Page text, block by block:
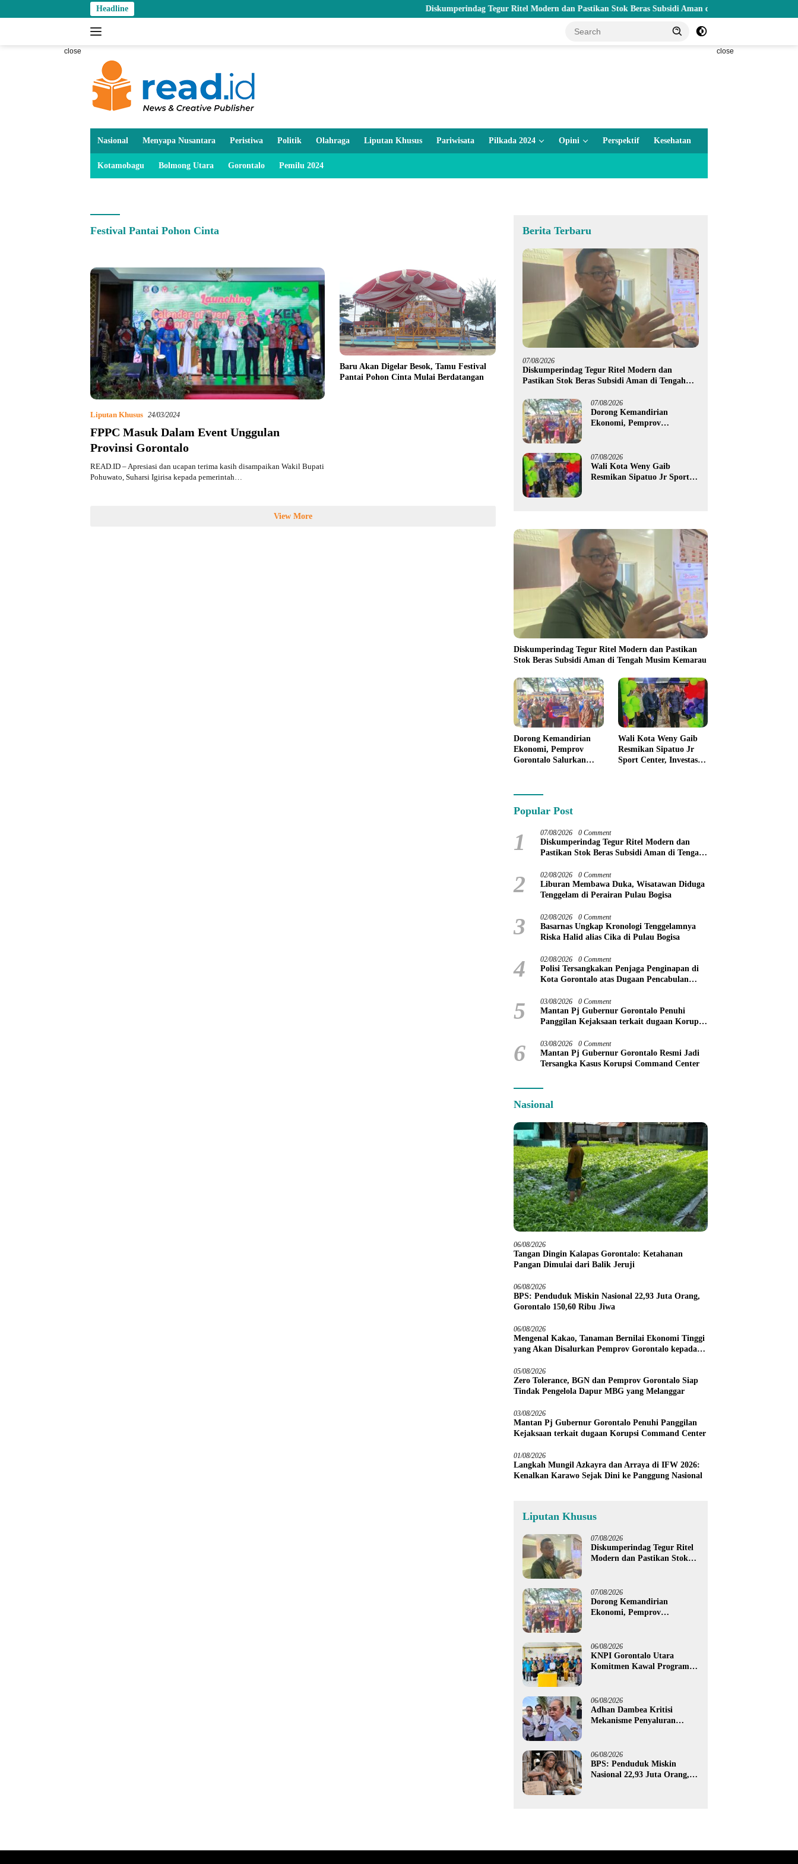
to
Headline Diskumperindag Tegur Ritel Modern dan Pastikan Stok Beras Subsidi Aman di Tengah Musim Kemarau
close close
Nasional Menyapa Nusantara Peristiwa Politik Olahraga Liputan Khusus Pariwisata Pilkada 2024 Opini Perspektif Kesehatan
Kotamobagu Bolmong Utara Gorontalo Pemilu 2024
Festival Pantai Pohon Cinta
Liputan Khusus 24/03/2024
FPPC Masuk Dalam Event Unggulan
Provinsi Gorontalo
READ.ID – Apresiasi dan ucapan terima kasih disampaikan Wakil Bupati
Pohuwato, Suharsi Igirisa kepada pemerintah…
Baru Akan Digelar Besok, Tamu Festival
Pantai Pohon Cinta Mulai Berdatangan
View More
Berita Terbaru
07/08/2026
Diskumperindag Tegur Ritel Modern dan
Pastikan Stok Beras Subsidi Aman di Tengah
07/08/2026
Dorong Kemandirian
Ekonomi, Pemprov
untuk 395 Pelaku Usaha
07/08/2026
Wali Kota Weny Gaib
Resmikan Sipatuo Jr Sport
Diskumperindag Tegur Ritel Modern dan Pastikan
Stok Beras Subsidi Aman di Tengah Musim Kemarau
Dorong Kemandirian
Ekonomi, Pemprov
Gorontalo Salurkan
Pelaku Usaha
Wali Kota Weny Gaib
Resmikan Sipatuo Jr
Sport Center, Investasi
Popular Post
1 07/08/2026 0 Comment
Diskumperindag Tegur Ritel Modern dan
Pastikan Stok Beras Subsidi Aman di Tengah
2 02/08/2026 0 Comment
Liburan Membawa Duka, Wisatawan Diduga
Tenggelam di Perairan Pulau Bogisa
3 02/08/2026 0 Comment
Basarnas Ungkap Kronologi Tenggelamnya
Riska Halid alias Cika di Pulau Bogisa
4 02/08/2026 0 Comment
Polisi Tersangkakan Penjaga Penginapan di
Kota Gorontalo atas Dugaan Pencabulan
5 03/08/2026 0 Comment
Mantan Pj Gubernur Gorontalo Penuhi
Panggilan Kejaksaan terkait dugaan Korupsi
6 03/08/2026 0 Comment
Mantan Pj Gubernur Gorontalo Resmi Jadi
Tersangka Kasus Korupsi Command Center
Nasional
06/08/2026
Tangan Dingin Kalapas Gorontalo: Ketahanan
Pangan Dimulai dari Balik Jeruji
06/08/2026
BPS: Penduduk Miskin Nasional 22,93 Juta Orang,
Gorontalo 150,60 Ribu Jiwa
06/08/2026
Mengenal Kakao, Tanaman Bernilai Ekonomi Tinggi
yang Akan Disalurkan Pemprov Gorontalo kepada
05/08/2026
Zero Tolerance, BGN dan Pemprov Gorontalo Siap
Tindak Pengelola Dapur MBG yang Melanggar
03/08/2026
Mantan Pj Gubernur Gorontalo Penuhi Panggilan
Kejaksaan terkait dugaan Korupsi Command Center
01/08/2026
Langkah Mungil Azkayra dan Arraya di IFW 2026:
Kenalkan Karawo Sejak Dini ke Panggung Nasional
Liputan Khusus
07/08/2026
Diskumperindag Tegur Ritel
Modern dan Pastikan Stok
07/08/2026
Dorong Kemandirian
Ekonomi, Pemprov
untuk 395 Pelaku Usaha
06/08/2026
KNPI Gorontalo Utara
Komitmen Kawal Program
06/08/2026
Adhan Dambea Kritisi
Mekanisme Penyaluran
06/08/2026
BPS: Penduduk Miskin
Nasional 22,93 Juta Orang,